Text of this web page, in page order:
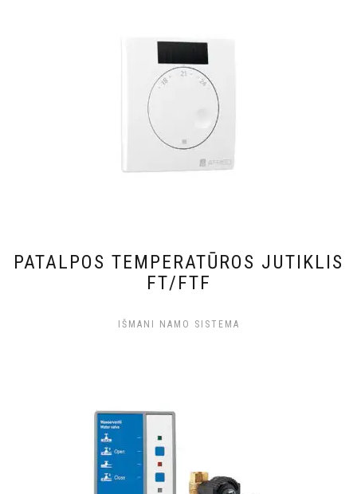
PATALPOS TEMPERATŪROS JUTIKLIS
FT/FTF
IŠMANI NAMO SISTEMA